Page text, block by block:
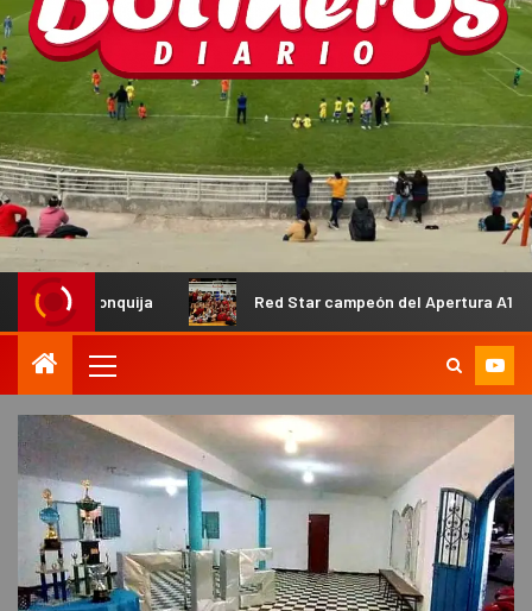
Red Star campeón del Apertura A1 de Vóley Femenino